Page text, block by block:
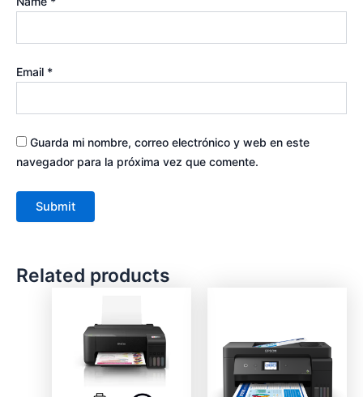
Email *
Guarda mi nombre, correo electrónico y web en este
navegador para la próxima vez que comente.
Related products